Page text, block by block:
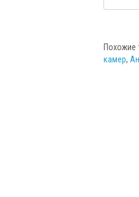
Похожие
камер,